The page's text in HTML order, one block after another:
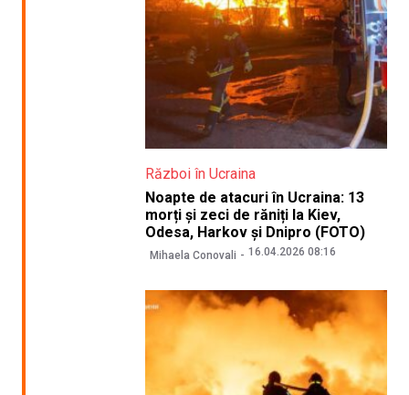
Război în Ucraina
Noapte de atacuri în Ucraina: 13
morți și zeci de răniți la Kiev,
Odesa, Harkov și Dnipro (FOTO)
Mihaela Conovali 16.04.2026 08:16